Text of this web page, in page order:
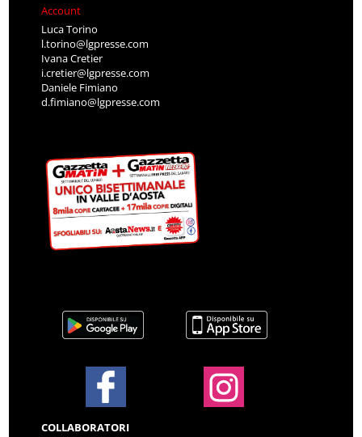
Account
Luca Torino
l.torino@lgpresse.com
Ivana Cretier
i.cretier@lgpresse.com
Daniele Fimiano
d.fimiano@lgpresse.com
COLLABORATORI